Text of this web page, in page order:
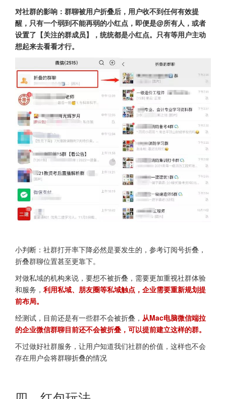
对社群的影响：群聊被用户折叠后，用户收不到任何有效提
醒，只有一个弱到不能再弱的小红点，即便是@所有人，或者
设置了【关注的群成员】，统统都是小红点。只有等用户主动
想起来去看看才行。
小判断：社群打开率下降必然是要发生的，参考订阅号折叠，
折叠群聊位置甚至更靠下。
对做私域的机构来说，要想不被折叠，需要更加重视社群体验
和服务， 利用私域、朋友圈等私域触点，企业需要重新规划提
前布局。
经测试，目前还是有一些群不会被折叠， 从Mac电脑微信端拉
的企业微信群聊目前还不会被折叠，可以提前建立这样的群。
不过做好社群服务，让用户知道我们社群的价值，这样也不会
存在用户会将群聊折叠的情况